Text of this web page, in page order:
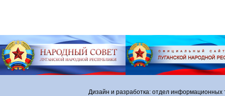
Дизайн и разработка: отдел информационных